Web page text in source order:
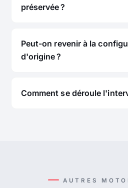
préservée ?
Peut-on revenir à la
d'origine ?
Comment se déroule
AUTRES